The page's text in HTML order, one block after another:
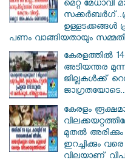
മെറ്റ മേധാവി
ഉള്ളടക്കങ്ങൾ
പണം വാങ്ങിയതായും
കേരളത്തിൽ 14
അടിയന്തര
ജില്ലകൾക്ക്
കേരളം
മുതൽ അരിക്കും
ഇറച്ചിക്കും
വിലയാണ്